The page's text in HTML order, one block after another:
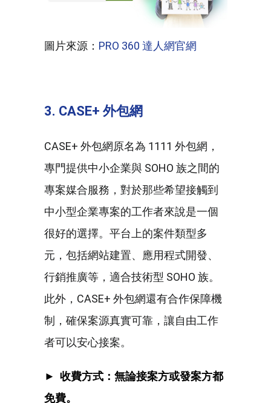
圖片來源： PRO 360 達人網官網
3. CASE+ 外包網
CASE+ 外包網原名為 1111 外包網，
專門提供中小企業與 SOHO 族之間的
專案媒合服務，對於那些希望接觸到
中小型企業專案的工作者來說是一個
很好的選擇。平台上的案件類型多
元，包括網站建置、應用程式開發、
行銷推廣等，適合技術型 SOHO 族。
此外，CASE+ 外包網還有合作保障機
制，確保案源真實可靠，讓自由工作
者可以安心接案。
► 收費方式：無論接案方或發案方都
免費。